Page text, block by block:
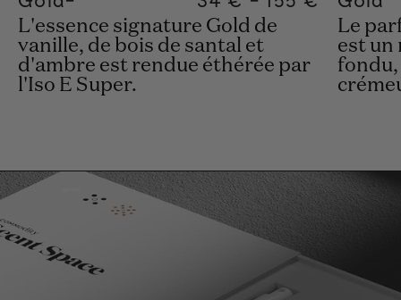
L'essence signature Gold de
vanille, de bois de santal et
d'ambre est rendue éthérée par
l'Iso E Super.
Le
est un
fondu,